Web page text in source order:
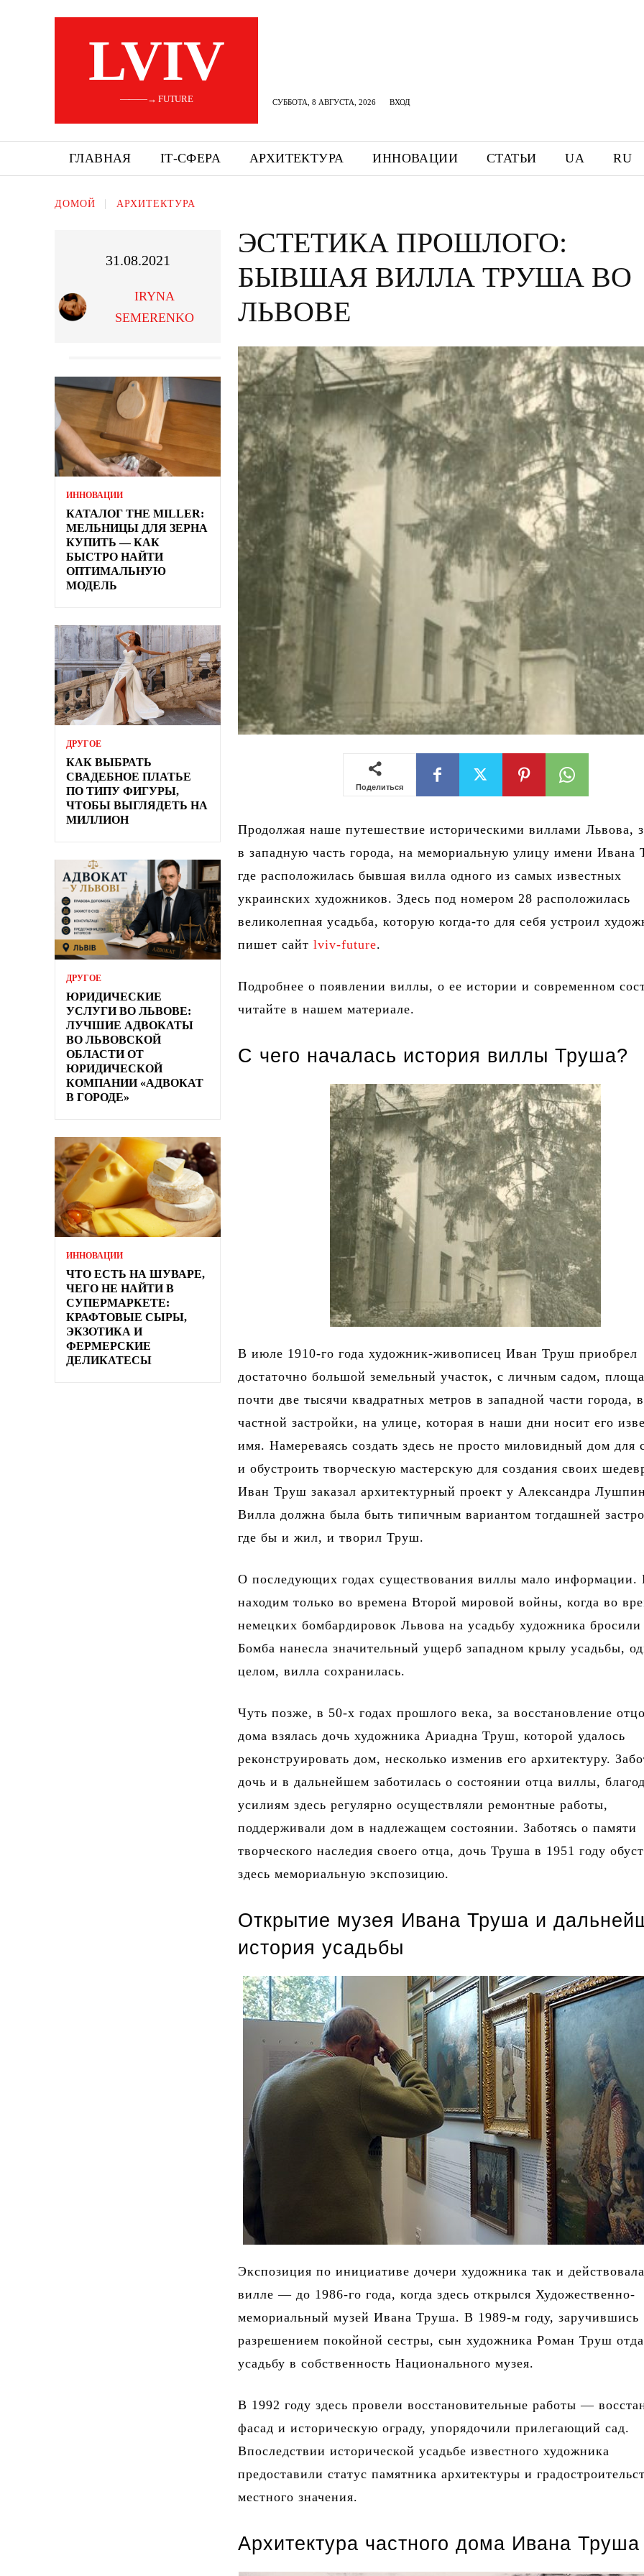
LVIV
———→ FUTURE СУББОТА, 8 АВГУСТА, 2026 ВХОД
ГЛАВНАЯ ІТ-СФЕРА АРХИТЕКТУРА ИННОВАЦИИ СТАТЬИ UA RU
ДОМОЙ АРХИТЕКТУРА
31.08.2021
IRYNA
SEMERENKO
ИННОВАЦИИ
КАТАЛОГ THE MILLER:
МЕЛЬНИЦЫ ДЛЯ ЗЕРНА
КУПИТЬ — КАК
БЫСТРО НАЙТИ
ОПТИМАЛЬНУЮ
МОДЕЛЬ
ДРУГОЕ
КАК ВЫБРАТЬ
СВАДЕБНОЕ ПЛАТЬЕ
ПО ТИПУ ФИГУРЫ,
ЧТОБЫ ВЫГЛЯДЕТЬ НА
МИЛЛИОН
ДРУГОЕ
ЮРИДИЧЕСКИЕ
УСЛУГИ ВО ЛЬВОВЕ:
ЛУЧШИЕ АДВОКАТЫ
ВО ЛЬВОВСКОЙ
ОБЛАСТИ ОТ
ЮРИДИЧЕСКОЙ
КОМПАНИИ «АДВОКАТ
В ГОРОДЕ»
ИННОВАЦИИ
ЧТО ЕСТЬ НА ШУВАРЕ,
ЧЕГО НЕ НАЙТИ В
СУПЕРМАРКЕТЕ:
КРАФТОВЫЕ СЫРЫ,
ЭКЗОТИКА И
ФЕРМЕРСКИЕ
ДЕЛИКАТЕСЫ
ЭСТЕТИКА ПРОШЛОГО:
БЫВШАЯ ВИЛЛА ТРУША ВО
ЛЬВОВЕ
Поделиться
Продолжая наше путешествие историческими виллами Львова,
в западную часть города, на мемориальную улицу имени Ивана
где расположилась бывшая вилла одного из самых известных
украинских художников. Здесь под номером 28 расположилась
великолепная усадьба, которую когда-то для себя устроил
пишет сайтlviv-future.
Подробнее о появлении виллы, о ее истории и современном
читайте в нашем материале.
С чего началась история виллы Труша?
В июле 1910-го года художник-живописец Иван Труш приобрел
достаточно большой земельный участок, с личным садом,
почти две тысячи квадратных метров в западной части города,
частной застройки, на улице, которая в наши дни носит его
имя. Намереваясь создать здесь не просто миловидный дом для
и обустроить творческую мастерскую для создания своих
Иван Труш заказал архитектурный проект у Александра
Вилла должна была быть типичным вариантом тогдашней
где бы и жил, и творил Труш.
О последующих годах существования виллы мало информации.
находим только во времена Второй мировой войны, когда во
немецких бомбардировок Львова на усадьбу художника бросили
Бомба нанесла значительный ущерб западном крылу усадьбы,
целом, вилла сохранилась.
Чуть позже, в 50-х годах прошлого века, за восстановление
дома взялась дочь художника Ариадна Труш, которой удалось
реконструировать дом, несколько изменив его архитектуру.
дочь и в дальнейшем заботилась о состоянии отца виллы,
усилиям здесь регулярно осуществляли ремонтные работы,
поддерживали дом в надлежащем состоянии. Заботясь о памяти
творческого наследия своего отца, дочь Труша в 1951 году
здесь мемориальную экспозицию.
Открытие музея Ивана Труша и
история усадьбы
Экспозиция по инициативе дочери художника так и
вилле — до 1986-го года, когда здесь открылся Художественно-
мемориальный музей Ивана Труша. В 1989-м году, заручившись
разрешением покойной сестры, сын художника Роман Труш
усадьбу в собственность Национального музея.
В 1992 году здесь провели восстановительные работы —
фасад и историческую ограду, упорядочили прилегающий сад.
Впоследствии исторической усадьбе известного художника
предоставили статус памятника архитектуры и
местного значения.
Архитектура частного дома Ивана Труша